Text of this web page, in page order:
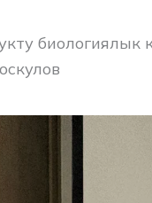
биологиялык